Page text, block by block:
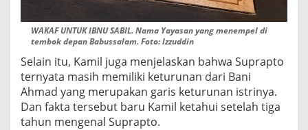
WAKAF UNTUK IBNU SABIL. Nama Yayasan yang menempel di
tembok depan Babussalam. Foto: Izzuddin
Selain itu, Kamil juga menjelaskan bahwa Suprapto
ternyata masih memiliki keturunan dari Bani
Ahmad yang merupakan garis keturunan istrinya.
Dan fakta tersebut baru Kamil ketahui setelah tiga
tahun mengenal Suprapto.